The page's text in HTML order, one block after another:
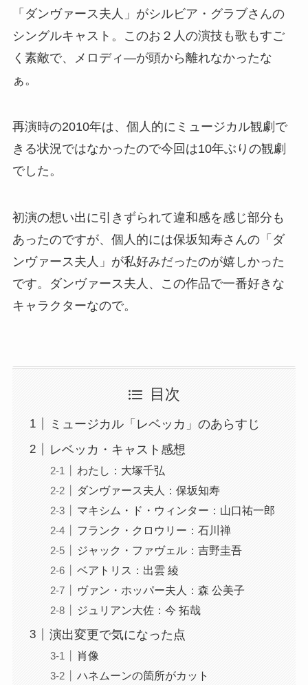
「ダンヴァース夫人」がシルビア・グラブさんの
シングルキャスト。このお２人の演技も歌もすご
く素敵で、メロディ―が頭から離れなかったな
ぁ。
再演時の2010年は、個人的にミュージカル観劇で
きる状況ではなかったので今回は10年ぶりの観劇
でした。
初演の想い出に引きずられて違和感を感じ部分も
あったのですが、個人的には保坂知寿さんの「ダ
ンヴァース夫人」が私好みだったのが嬉しかった
です。ダンヴァース夫人、この作品で一番好きな
キャラクターなので。
目次
ミュージカル「レベッカ」のあらすじ
レベッカ・キャスト感想
わたし：大塚千弘
ダンヴァース夫人：保坂知寿
マキシム・ド・ウィンター：山口祐一郎
フランク・クロウリー：石川禅
ジャック・ファヴェル：吉野圭吾
ベアトリス：出雲 綾
ヴァン・ホッパー夫人：森 公美子
ジュリアン大佐：今 拓哉
演出変更で気になった点
肖像
ハネムーンの箇所がカット